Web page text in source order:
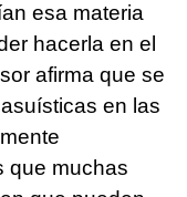
esa materia
hacerla en el
afirma que se
en las
que muchas